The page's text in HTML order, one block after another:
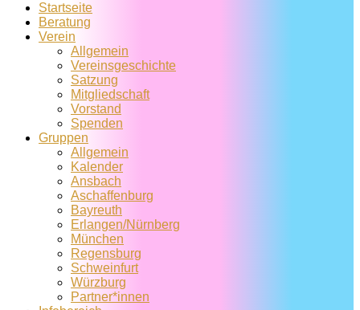
Startseite
Beratung
Verein
Allgemein
Vereins­geschichte
Satzung
Mitglied­schaft
Vorstand
Spenden
Gruppen
Allgemein
Kalender
Ansbach
Aschaffenburg
Bayreuth
Erlangen/Nürnberg
München
Regensburg
Schweinfurt
Würzburg
Partner*innen